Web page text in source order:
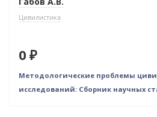
Цивилистика
0 ₽
Методологические проблемы
исследований: Сборник научных